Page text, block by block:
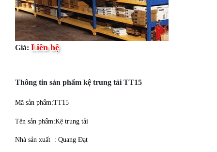
Giá: Liên hệ
Thông tin sản phẩm kệ trung tải TT15
Mã sản phẩm:TT15
Tên sản phẩm:Kệ trung tải
Nhà sản xuất : Quang Đạt